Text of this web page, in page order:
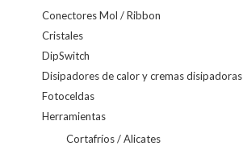
Conectores Mol / Ribbon
Cristales
DipSwitch
Disipadores de calor y cremas disipadoras
Fotoceldas
Herramientas
Cortafríos / Alicates